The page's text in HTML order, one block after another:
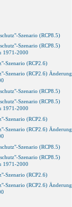
Szenario (RCP8.5)
Szenario (RCP8.5)
1971-2000
Szenario (RCP2.6)
Szenario (RCP2.6) Änderung
Szenario (RCP8.5)
Szenario (RCP8.5)
1971-2000
Szenario (RCP2.6)
Szenario (RCP2.6) Änderung
Szenario (RCP8.5)
Szenario (RCP8.5)
1971-2000
Szenario (RCP2.6)
Szenario (RCP2.6) Änderung